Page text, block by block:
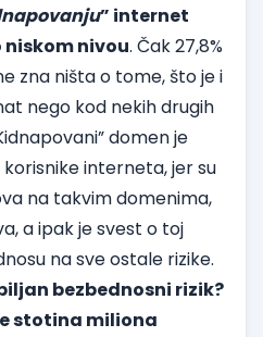
” internet
nivou. Čak 27,8%
zna ništa o tome, što je i
nego kod nekih drugih
domen je
interneta, jer su
na takvim domenima,
a ipak je svest o toj
na sve ostale rizike.
bezbednosni rizik?
stotina miliona